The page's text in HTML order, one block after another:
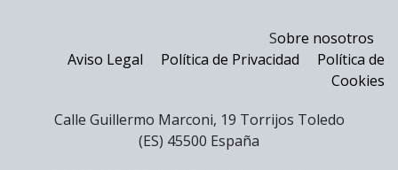
Sobre nosotros
Aviso Legal
Política de Privacidad
Política de
Cookies
Calle Guillermo Marconi, 19 Torrijos Toledo
(ES) 45500 España